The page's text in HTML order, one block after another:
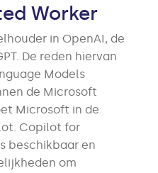
Worker
in OpenAI, de
De reden hiervan
Models
de Microsoft
Microsoft in de
Copilot for
beschikbaar en
om